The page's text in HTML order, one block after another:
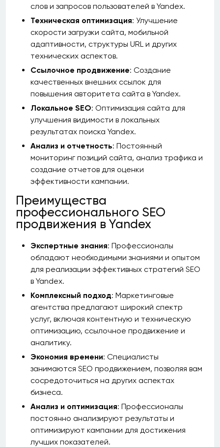
слов и запросов пользователей в Yandex.
Техническая оптимизация: Улучшение
скорости загрузки сайта, мобильной
адаптивности, структуры URL и других
технических аспектов.
Ссылочное продвижение: Создание
качественных внешних ссылок для
повышения авторитета сайта в Yandex.
Локальное SEO: Оптимизация сайта для
улучшения видимости в локальных
результатах поиска Yandex.
Анализ и отчетность: Постоянный
мониторинг позиций сайта, анализ трафика и
создание отчетов для оценки
эффективности кампании.
Преимущества
профессионального SEO
продвижения в Yandex
Экспертные знания: Профессионалы
обладают необходимыми знаниями и опытом
для реализации эффективных стратегий SEO
в Yandex.
Комплексный подход: Маркетинговые
агентства предлагают широкий спектр
услуг, включая контентную и техническую
оптимизацию, ссылочное продвижение и
аналитику.
Экономия времени: Специалисты
занимаются SEO продвижением, позволяя вам
сосредоточиться на других аспектах
бизнеса.
Анализ и оптимизация: Профессионалы
постоянно анализируют результаты и
оптимизируют кампании для достижения
лучших показателей.